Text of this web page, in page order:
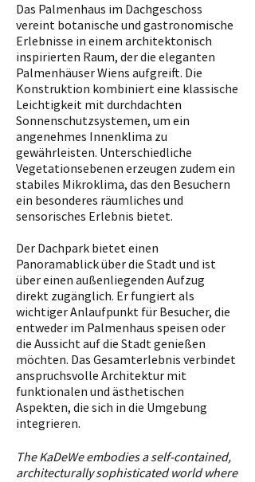
Das Palmenhaus im Dachgeschoss
vereint botanische und gastronomische
Erlebnisse in einem architektonisch
inspirierten Raum, der die eleganten
Palmenhäuser Wiens aufgreift. Die
Konstruktion kombiniert eine klassische
Leichtigkeit mit durchdachten
Sonnenschutzsystemen, um ein
angenehmes Innenklima zu
gewährleisten. Unterschiedliche
Vegetationsebenen erzeugen zudem ein
stabiles Mikroklima, das den Besuchern
ein besonderes räumliches und
sensorisches Erlebnis bietet.
Der Dachpark bietet einen
Panoramablick über die Stadt und ist
über einen außenliegenden Aufzug
direkt zugänglich. Er fungiert als
wichtiger Anlaufpunkt für Besucher, die
entweder im Palmenhaus speisen oder
die Aussicht auf die Stadt genießen
möchten. Das Gesamterlebnis verbindet
anspruchsvolle Architektur mit
funktionalen und ästhetischen
Aspekten, die sich in die Umgebung
integrieren.
The KaDeWe embodies a self-contained,
architecturally sophisticated world where